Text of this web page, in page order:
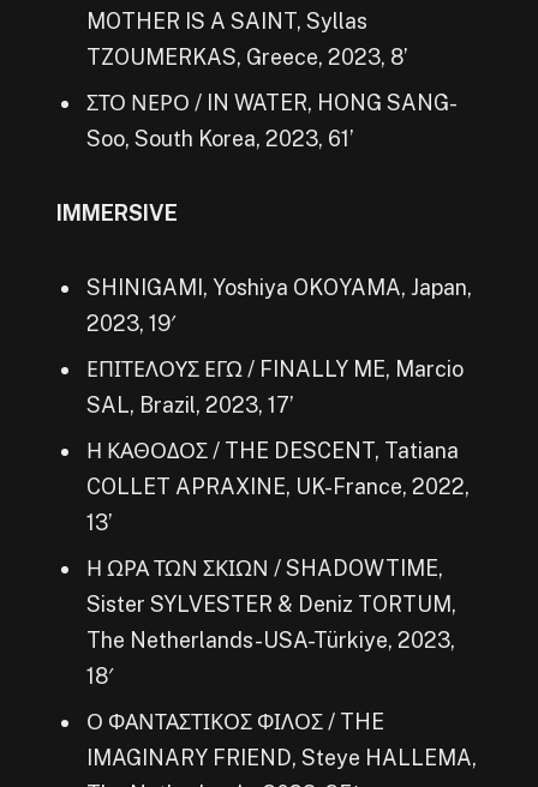
MOTHER IS A SAINT, Syllas
TZOUMERKAS, Greece, 2023, 8’
ΣΤΟ ΝΕΡΟ / IN WATER, HONG SANG-
Soo, South Korea, 2023, 61’
IMMERSIVE
SHINIGAMI, Yoshiya OKOYAMA, Japan,
2023, 19′
ΕΠΙΤΕΛΟΥΣ ΕΓΩ / FINALLY ME, Marcio
SAL, Brazil, 2023, 17’
Η ΚΑΘΟΔΟΣ / THE DESCENT, Tatiana
COLLET APRAXINE, UK-France, 2022,
13’
Η ΩΡΑ ΤΩΝ ΣΚΙΩΝ / SHADOWTIME,
Sister SYLVESTER & Deniz TORTUM,
The Netherlands-USA-Türkiye, 2023,
18′
Ο ΦΑΝΤΑΣΤΙΚΟΣ ΦΙΛΟΣ / THE
IMAGINARY FRIEND, Steye HALLEMA,